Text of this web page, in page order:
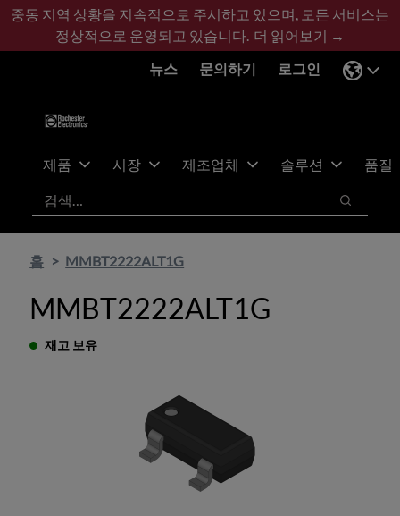
기
콘
바
글
중동 지역 상황을 지속적으로 주시하고 있으며, 모든 서비스는
정상적으로 운영되고 있습니다. 더 읽어보기 →
뉴스
문의하기 로그인
제품 시장 제조업체 솔루션
품질
검색
검색
홈 MMBT2222ALT1G
MMBT2222ALT1G
재고 보유